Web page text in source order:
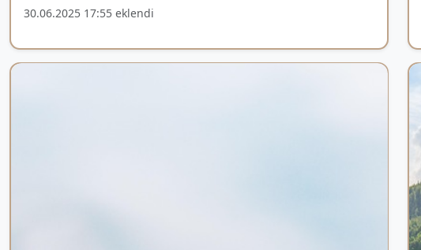
30.06.2025 17:55 eklendi